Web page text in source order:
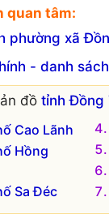
quan tâm:
phường xã
- danh
đồ tỉnh Đồng
Cao Lãnh
Hồng
Sa Đéc